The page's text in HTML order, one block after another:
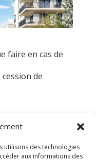
utilisons des technologies
aux informations des
faire en cas de
de
une